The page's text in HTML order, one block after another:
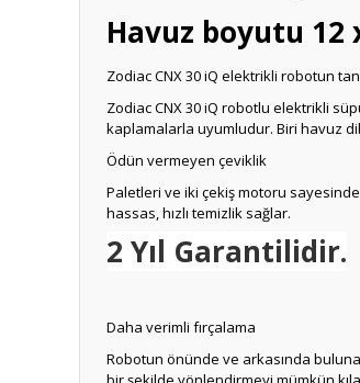
Havuz boyutu 12
Zodiac CNX 30 iQ elektrikli robotun
Zodiac CNX 30 iQ robotlu elektrikli
kaplamalarla uyumludur. Biri havuz
Ödün vermeyen çeviklik
Paletleri ve iki çekiş motoru
hassas, hızlı temizlik sağlar.
2 Yıl Garantilidir.
Daha verimli fırçalama
Robotun önünde ve arkasında